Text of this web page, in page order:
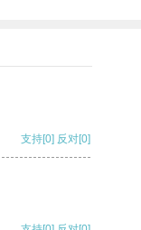
支持[0] 反对[0]